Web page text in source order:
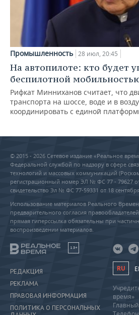
Промышленность 28 июл, 20:45
На автопилоте: кто будет
беспилотной
Рифкат Минниханов считает, что
транспорта на шоссе, воде и в
координировать с единой
© 2015 - 2026 Сетевое издание «Реальное
Федеральной службой по надзору в сфере
технологий и массовых коммуникаций
регистрационный номер ЭЛ № ФС 77 - 79627
свидетельство Эл № ФС 77-59331 от 18
Использование материалов Реального
предварительного согласия
прямая гиперссылка обязательны при
воспроизведении материалов.
18+
РЕДАКЦИЯ
РЕКЛАМА
ПРАВОВАЯ ИНФОРМАЦИЯ
ПОЛИТИКА О ПЕРСОНАЛЬНЫХ
RU
время»